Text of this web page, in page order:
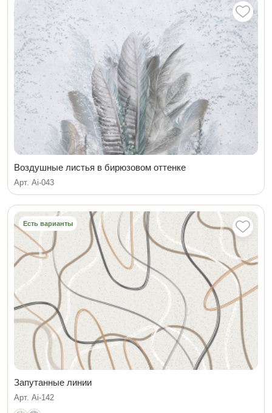
Воздушные листья в бирюзовом оттенке
Арт. Ai-043
Есть варианты
Запутанные линии
Арт. Ai-142